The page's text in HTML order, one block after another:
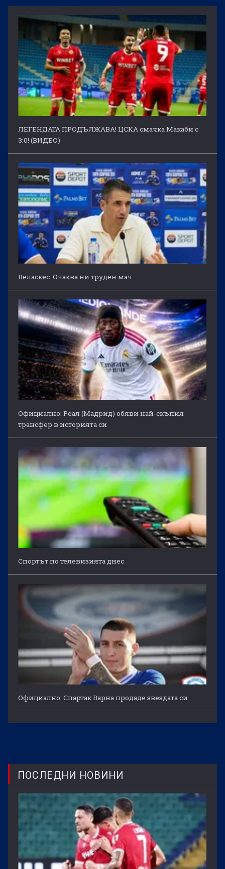
ЛЕГЕНДАТА ПРОДЪЛЖАВА! ЦСКА смачка Макаби с
3:0! (ВИДЕО)
Веласкес: Очаква ни труден мач
Официално: Реал (Мадрид) обяви най-скъпия
трансфер в историята си
Спортът по телевизията днес
Официално: Спартак Варна продаде звездата си
ПОСЛЕДНИ НОВИНИ